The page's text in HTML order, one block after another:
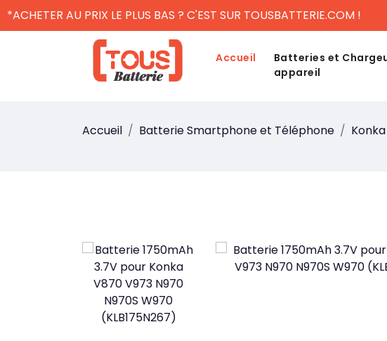
*ACHETER AU PRIX LE PLUS BAS ? C'EST SUR TOUSBATTERIE.COM !
Accueil
Batteries et
appareil
Accueil Batterie Smartphone et Téléphone Konka